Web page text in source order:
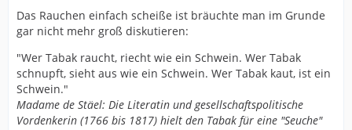
Das Rauchen einfach scheiße ist bräuchte man im Grunde
gar nicht mehr groß diskutieren:
"Wer Tabak raucht, riecht wie ein Schwein. Wer Tabak
schnupft, sieht aus wie ein Schwein. Wer Tabak kaut, ist ein
Schwein."
Madame de Stäel: Die Literatin und gesellschaftspolitische
Vordenkerin (1766 bis 1817) hielt den Tabak für eine "Seuche"